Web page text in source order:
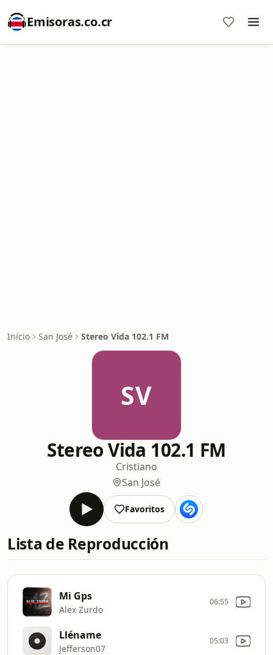
Emisoras.co.cr
Inicio San José Stereo Vida 102.1 FM
SV
Stereo Vida 102.1 FM
Cristiano
San José
Favoritos
Lista de Reproducción
Mi Gps
Alex Zurdo
06:55
Lléname
Jefferson07
05:03